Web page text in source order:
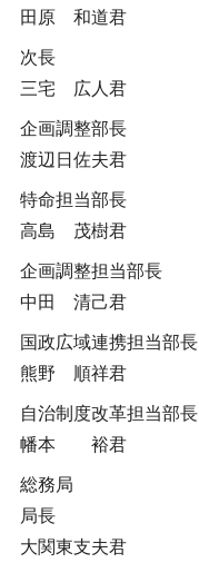
田原 和道君
次長
三宅 広人君
企画調整部長
渡辺日佐夫君
特命担当部長
高島 茂樹君
企画調整担当部長
中田 清己君
国政広域連携担当部長
熊野 順祥君
自治制度改革担当部長
幡本 裕君
総務局
局長
大関東支夫君